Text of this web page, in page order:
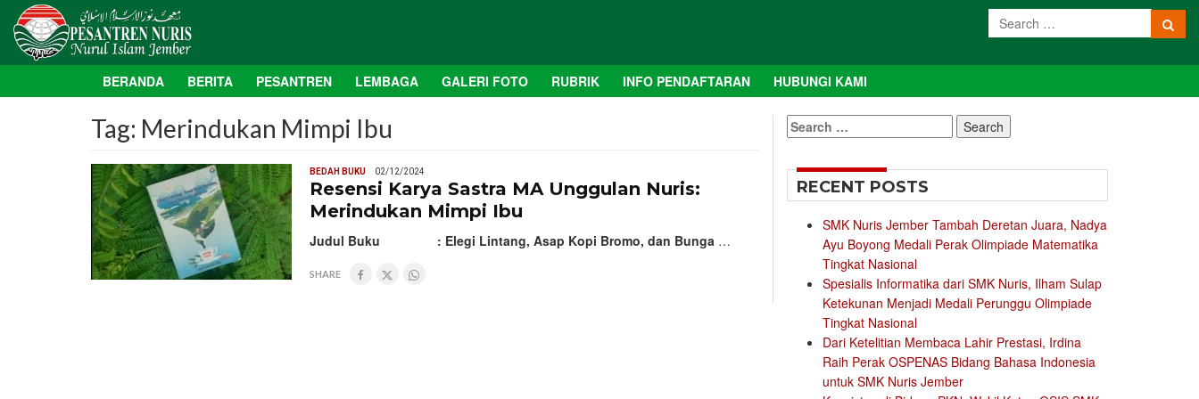
BERANDA BERITA PESANTREN LEMBAGA GALERI FOTO RUBRIK INFO PENDAFTARAN HUBUNGI KAMI
Tag: Merindukan Mimpi Ibu
BEDAH BUKU 02/12/2024
Resensi Karya Sastra MA Unggulan Nuris:
Merindukan Mimpi Ibu
Judul Buku : Elegi Lintang, Asap Kopi Bromo, dan Bunga …
SHARE
Search
for:
RECENT POSTS
SMK Nuris Jember Tambah Deretan Juara, Nadya
Ayu Boyong Medali Perak Olimpiade Matematika
Tingkat Nasional
Spesialis Informatika dari SMK Nuris, Ilham Sulap
Ketekunan Menjadi Medali Perunggu Olimpiade
Tingkat Nasional
Dari Ketelitian Membaca Lahir Prestasi, Irdina
Raih Perak OSPENAS Bidang Bahasa Indonesia
untuk SMK Nuris Jember